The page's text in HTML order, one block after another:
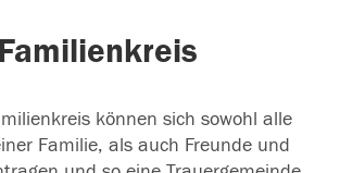
Familienkreis
können sich sowohl alle
Familie, als auch Freunde und